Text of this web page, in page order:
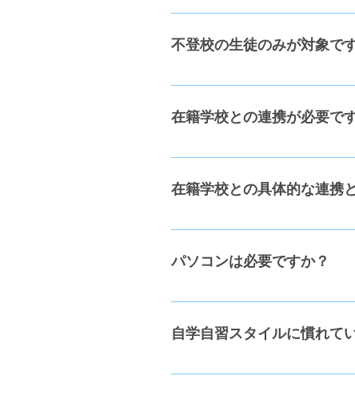
義務教育の対象学年である、
不登校の生徒のみが対象で
不登校生徒が中心ですが、学
在籍学校との連携が必要で
学校の出席認定を希望される
在籍学校との具体的な連携
クラスジャパンから定期的に
パソコンは必要ですか？
ご自宅で、パソコン・タブレ
自学自習スタイルに慣れて
全生徒一人ひとりに、ネット